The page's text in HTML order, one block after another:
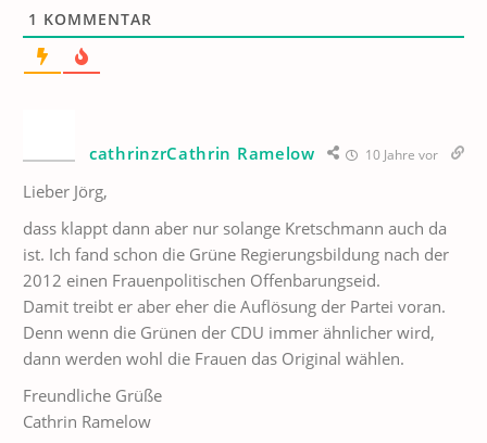
1 KOMMENTAR
cathrinzrCathrin Ramelow 10 Jahre vor
Lieber Jörg,
dass klappt dann aber nur solange Kretschmann auch da
ist. Ich fand schon die Grüne Regierungsbildung nach der
2012 einen Frauenpolitischen Offenbarungseid.
Damit treibt er aber eher die Auflösung der Partei voran.
Denn wenn die Grünen der CDU immer ähnlicher wird,
dann werden wohl die Frauen das Original wählen.
Freundliche Grüße
Cathrin Ramelow